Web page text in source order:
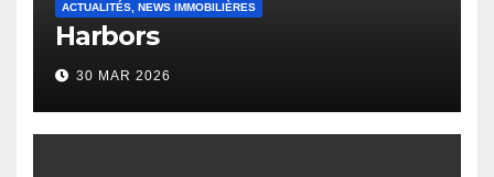
ACTUALITÉS, NEWS IMMOBILIÈRES
Harbors
30 MAR 2026